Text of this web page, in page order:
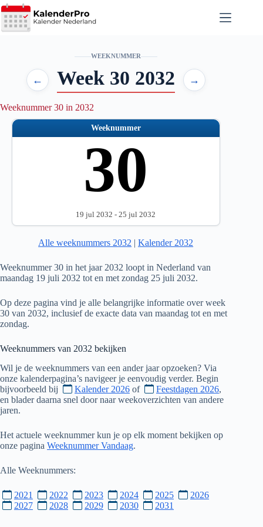
Ga
naar
de
WEEKNUMMER
← Week 30 2032 →
Weeknummer 30 in 2032
Weeknummer
30
19 jul 2032 - 25 jul 2032
Alle weeknummers 2032 |Kalender 2032
Weeknummer 30 in het jaar 2032 loopt in Nederland van
maandag 19 juli 2032 tot en met zondag 25 juli 2032.
Op deze pagina vind je alle belangrijke informatie over week
30 van 2032, inclusief de exacte data van maandag tot en met
zondag.
Weeknummers van 2032 bekijken
Wil je de weeknummers van een ander jaar opzoeken? Via
onze kalenderpagina’s navigeer je eenvoudig verder. Begin
bijvoorbeeld bij
Kalender 2026 of Feestdagen 2026,
en blader daarna snel door naar weekoverzichten van andere
jaren.
Het actuele weeknummer kun je op elk moment bekijken op
onze pagina Weeknummer Vandaag.
Alle Weeknummers:
2021 2022 2023 2024 2025
2026
2027
2028 2029 2030 2031